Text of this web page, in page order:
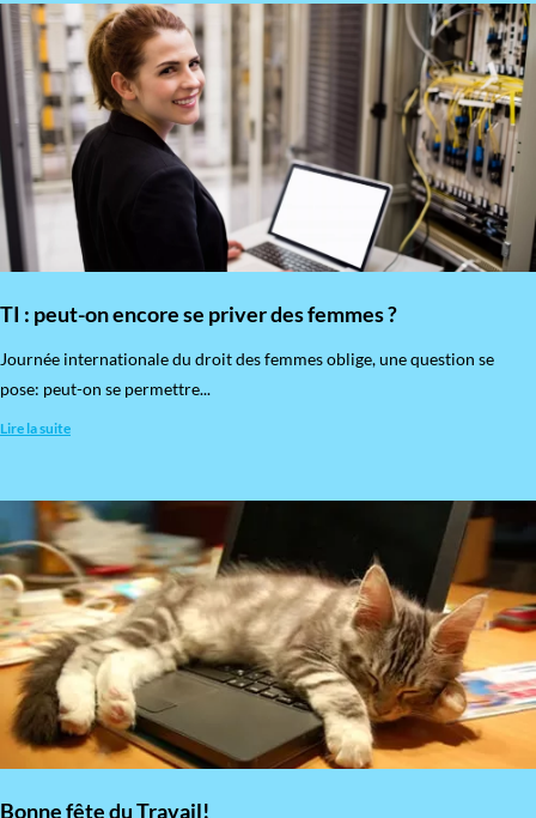
TI : peut-on encore se priver des femmes ?
​Journée internationale du droit des femmes oblige, une question se
pose: peut-on se permettre...
Lire la suite
Bonne fête du Travail!